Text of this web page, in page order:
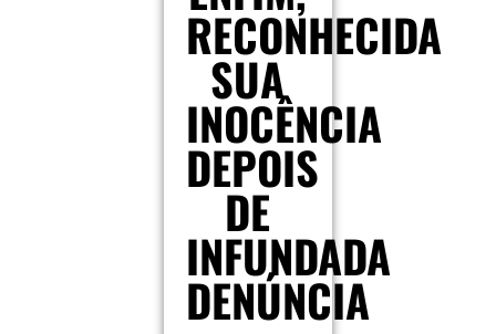
RECONHECIDA
SUA
INOCÊNCIA
DEPOIS
DE
INFUNDADA
DENÚNCIA